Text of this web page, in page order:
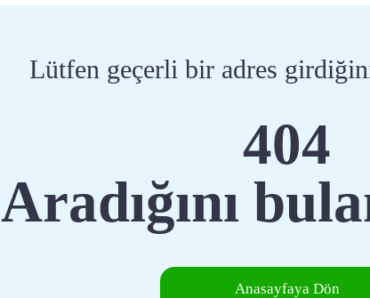
Lütfen geçerli bir adres
404
Aradığını
Anasayfaya Dön